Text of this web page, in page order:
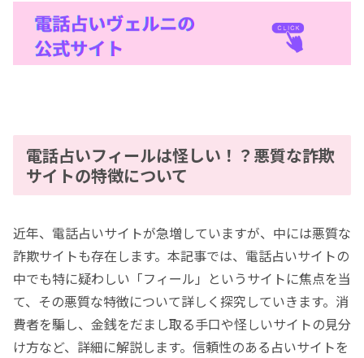
電話占いフィールは怪しい！？悪質な詐欺
サイトの特徴について
近年、電話占いサイトが急増していますが、中には悪質な
詐欺サイトも存在します。本記事では、電話占いサイトの
中でも特に疑わしい「フィール」というサイトに焦点を当
て、その悪質な特徴について詳しく探究していきます。消
費者を騙し、金銭をだまし取る手口や怪しいサイトの見分
け方など、詳細に解説します。信頼性のある占いサイトを